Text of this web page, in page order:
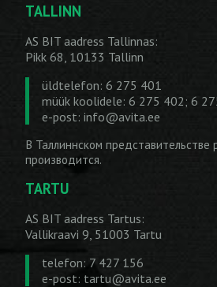
TALLINN
AS BIT aadress Tallinnas:
Pikk 68, 10133 Tallinn
üldtelefon: 6 275 401
müük koolidele: 6 275 402; 6
e-post: info@avita.ee
В Таллиннском
производится.
TARTU
AS BIT aadress Tartus:
Vallikraavi 9, 51003 Tartu
telefon: 7 427 156
e-post: tartu@avita.ee